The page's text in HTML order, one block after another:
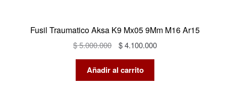
Fusil Traumatico Aksa K9 Mx05 9Mm M16 Ar15
$5.000.000
El
original
era:
$4.100.000El
Añadir al carrito